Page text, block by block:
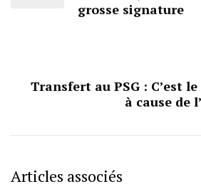
grosse signature
Transfert au PSG : C’est
à cause de
Articles associés